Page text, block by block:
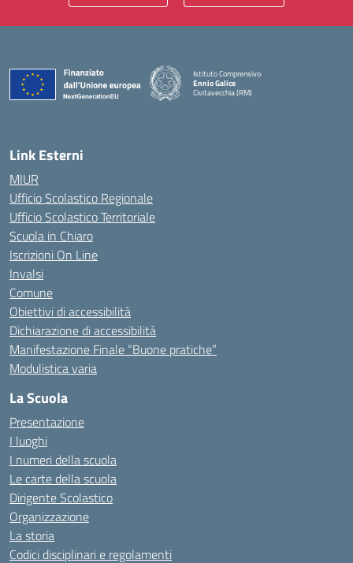
Istituto Comprensivo
Ennio Galice
Civitavecchia (RM)
Link Esterni
MIUR
Ufficio Scolastico Regionale
Ufficio Scolastico Territoriale
Scuola in Chiaro
Iscrizioni On Line
Invalsi
Comune
Obiettivi di accessibilità
Dichiarazione di accessibilità
Manifestazione Finale “Buone pratiche”
Modulistica varia
La Scuola
Presentazione
I luoghi
I numeri della scuola
Le carte della scuola
Dirigente Scolastico
Organizzazione
La storia
Codici disciplinari e regolamenti